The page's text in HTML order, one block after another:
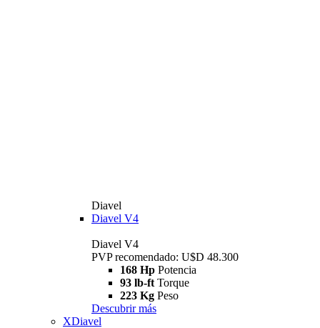
Diavel
Diavel V4
Diavel V4
PVP recomendado: U$D 48.300
168 Hp Potencia
93 lb-ft Torque
223 Kg Peso
Descubrir más
XDiavel